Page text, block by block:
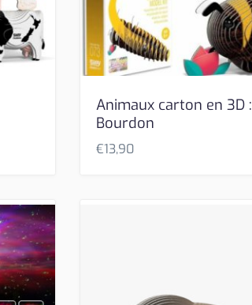
Animaux carton en 3D :
Bourdon
€13,90